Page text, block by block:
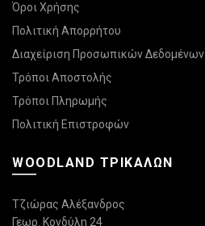
Όροι Χρήσης
Πολιτική Απορρήτου
Διαχείριση Προσωπικών Δεδομένων
Τρόποι Αποστολής
Τρόποι Πληρωμής
Πολιτική Επιστροφών
WOODLAND ΤΡΙΚΆΛΩΝ
Τζιώρας Αλέξανδρος
Γεωρ. Κονδύλη 24